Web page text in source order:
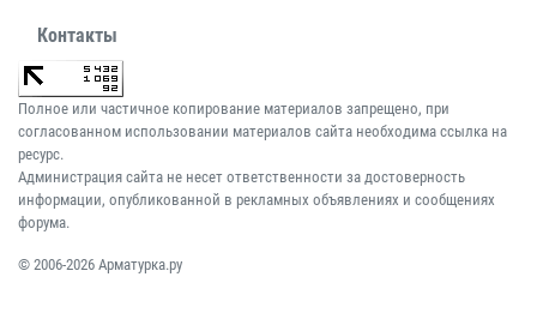
Контакты
Полное или частичное копирование материалов запрещено, при
согласованном использовании материалов сайта необходима ссылка на
ресурс.
Администрация сайта не несет ответственности за достоверность
информации, опубликованной в рекламных объявлениях и сообщениях
форума.
© 2006-2026 Арматурка.ру